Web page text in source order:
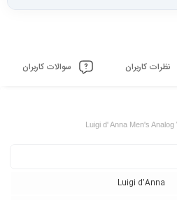
نظرات کاربران سوالات کاربران
Luigi d' Anna Men's
Luigi d’Anna